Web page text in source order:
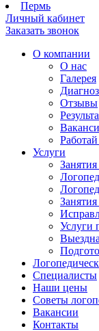
Пермь
Личный кабинет
Заказать звонок
О компании
О нас
Галерея
Отзывы
Услуги
Услуги
Специалисты
Наши цены
Советы
Вакансии
Контакты